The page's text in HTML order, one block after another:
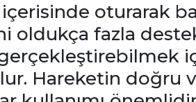
içerisinde oturarak
oldukça fazla
Hareketin doğru